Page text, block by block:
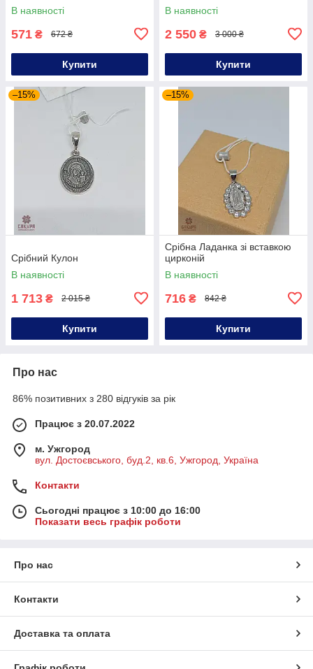
В наявності
571 ₴ 672 ₴
Купити
В наявності
2 550 ₴ 3 000 ₴
Купити
–15%
Срібний Кулон
В наявності
1 713 ₴ 2 015 ₴
Купити
–15%
Срібна Ладанка зі вставкою
цирконій
В наявності
716 ₴ 842 ₴
Купити
Про нас
86% позитивних з 280 відгуків за рік
Працює з 20.07.2022
м. Ужгород
вул. Достоєвського, буд.2, кв.6, Ужгород, Україна
Контакти
Сьогодні працює з 10:00 до 16:00
Показати весь графік роботи
Про нас
Контакти
Доставка та оплата